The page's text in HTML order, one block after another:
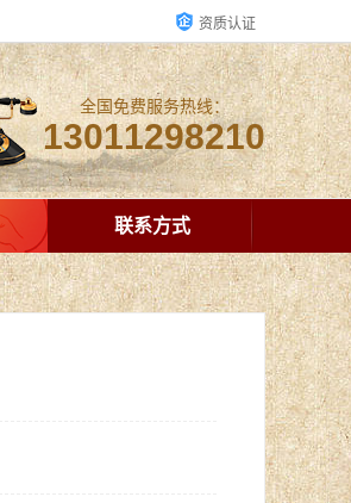
资质认证
全国免费服务热线：
13011298210
联系方式